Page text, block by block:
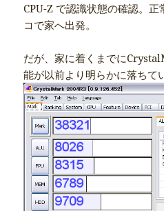
CPU-Z で認識状態の確認。
コで家へ出発。
だが、家に着くまでに
能が以前より明らかに落ちて